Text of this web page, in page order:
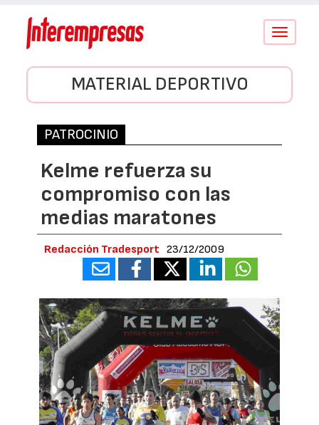
Conmutar
MATERIAL DEPORTIVO
PATROCINIO
Kelme refuerza su
compromiso con las
medias maratones
Redacción Tradesport 23/12/2009